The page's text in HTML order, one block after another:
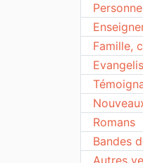
Famille,
Romans
Bandes
Autres